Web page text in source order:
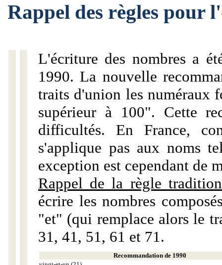
Rappel des règles pour
L'écriture des nombres a
1990. La nouvelle
traits d'union les numéraux
supérieur à 100". Cette
difficultés. En France,
s'applique pas aux noms
exception est cependant de
Rappel de la règle
écrire les nombres
"et" (qui remplace alors le
31, 41, 51, 61 et 71.
Recommandation de 1990